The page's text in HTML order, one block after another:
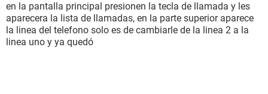
en la pantalla principal presionen la tecla de llamada y les
aparecera la lista de llamadas, en la parte superior aparece
la linea del telefono solo es de cambiarle de la linea 2 a la
linea uno y ya quedó